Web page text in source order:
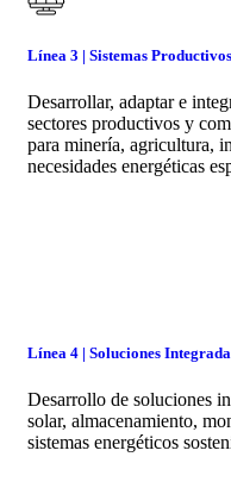
Línea 3 | Sistemas
Desarrollar, adaptar e
sectores productivos y
para minería, agricultura,
necesidades energéticas
Línea 4 | Soluciones
Desarrollo de soluciones
solar, almacenamiento,
sistemas energéticos